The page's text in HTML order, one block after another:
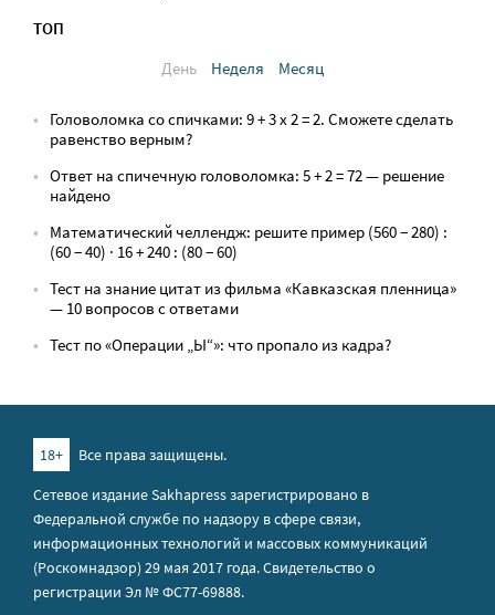
ТОП
День
Неделя Месяц
Головоломка со спичками: 9 + 3 х 2 = 2. Сможете сделать
равенство верным?
Ответ на спичечную головоломка: 5 + 2 = 72 — решение
найдено
Математический челлендж: решите пример (560 − 280) :
(60 − 40) · 16 + 240 : (80 − 60)
Тест на знание цитат из фильма «Кавказская пленница»
— 10 вопросов с ответами
Тест по «Операции „Ы“»: что пропало из кадра?
18+
Все права защищены.
Сетевое издание Sakhapress зарегистрировано в
Федеральной службе по надзору в сфере связи,
информационных технологий и массовых коммуникаций
(Роскомнадзор) 29 мая 2017 года. Свидетельство о
регистрации Эл № ФС77-69888.